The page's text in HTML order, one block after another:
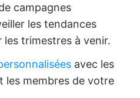
campagnes
les tendances
les trimestres à venir.
avec les
les membres de votre